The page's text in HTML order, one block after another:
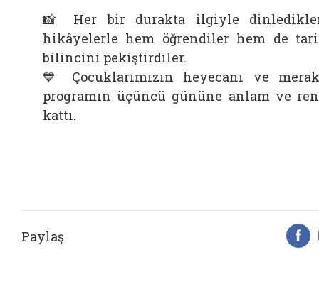
📸 Her bir durakta ilgiyle
hikâyelerle hem öğrendiler hem de
bilincini pekiştirdiler.
💙 Çocuklarımızın heyecanı ve
programın üçüncü gününe anlam ve
kattı.
Paylaş